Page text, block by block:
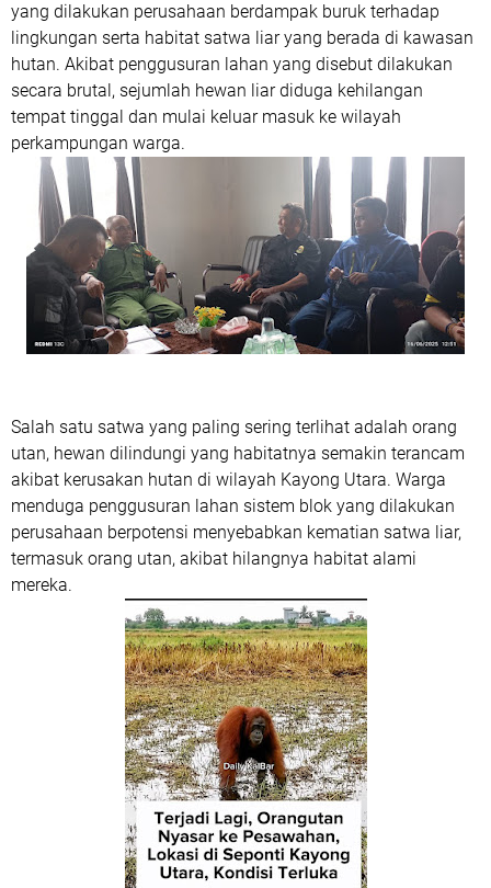
yang dilakukan perusahaan berdampak buruk terhadap
lingkungan serta habitat satwa liar yang berada di kawasan
hutan. Akibat penggusuran lahan yang disebut dilakukan
secara brutal, sejumlah hewan liar diduga kehilangan
tempat tinggal dan mulai keluar masuk ke wilayah
perkampungan warga.
Salah satu satwa yang paling sering terlihat adalah orang
utan, hewan dilindungi yang habitatnya semakin terancam
akibat kerusakan hutan di wilayah Kayong Utara. Warga
menduga penggusuran lahan sistem blok yang dilakukan
perusahaan berpotensi menyebabkan kematian satwa liar,
termasuk orang utan, akibat hilangnya habitat alami
mereka.